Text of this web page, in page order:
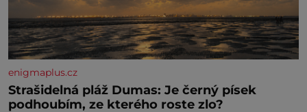
enigmaplus.cz
Strašidelná pláž Dumas: Je černý písek
podhoubím, ze kterého roste zlo?